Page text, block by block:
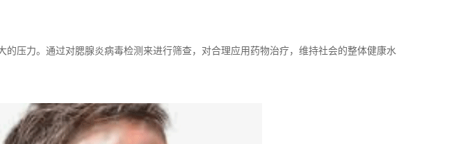
的压力。通过对腮腺炎病毒检测来进行筛查，对合理应用药物治疗，维持社会的整体健康水